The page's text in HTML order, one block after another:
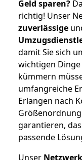
Geld sparen?
richtig! Unser
zuverlässige
damit Sie sich
wichtigen
kümmern
umfangreiche
Erlangen nach
garantieren,
passende
Unser Netzwerk